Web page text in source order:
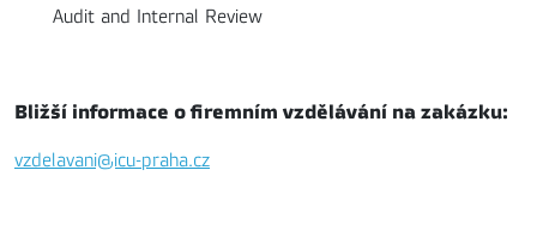
Audit and Internal Review
Bližší informace o firemním vzdělávání na zakázku:
vzdelavani@icu-praha.cz